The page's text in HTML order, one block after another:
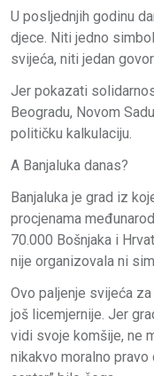
U posljednjih godinu
djece. Niti jedno
svijeća, niti jedan
Jer pokazati
Beogradu, Novom
političku kalkulaciju.
A Banjaluka danas?
Banjaluka je grad iz
procjenama
70.000 Bošnjaka i
nije organizovala ni
Ovo paljenje svijeća
još licemjernije. Jer
vidi svoje komšije, ne
nikakvo moralno pravo